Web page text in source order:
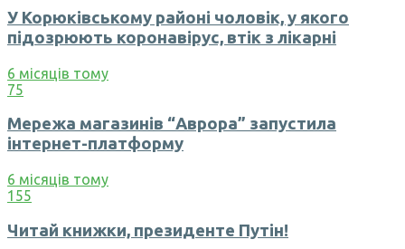
У Корюківському районі чоловік, у якого
підозрюють коронавірус, втік з лікарні
6 місяців тому
75
Мережа магазинів “Аврора” запустила
інтернет-платформу
6 місяців тому
155
Читай книжки, президенте Путін!